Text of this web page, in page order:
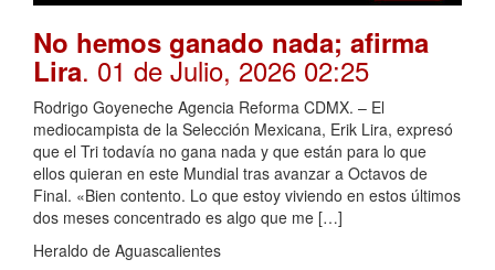
No hemos ganado nada; afirma
Lira. 01 de Julio, 2026 02:25
Rodrigo Goyeneche Agencia Reforma CDMX. – El
mediocampista de la Selección Mexicana, Erik Lira, expresó
que el Tri todavía no gana nada y que están para lo que
ellos quieran en este Mundial tras avanzar a Octavos de
Final. «Bien contento. Lo que estoy viviendo en estos últimos
dos meses concentrado es algo que me […]
Heraldo de Aguascalientes